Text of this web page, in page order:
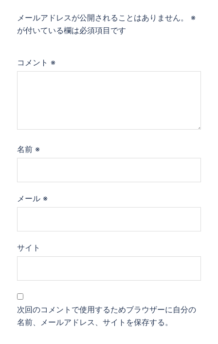
メールアドレスが公開されることはありません。
※
が付いている欄は必須項目です
コメント ※
名前 ※
メール ※
サイト
次回のコメントで使用するためブラウザーに自分の
名前、メールアドレス、サイトを保存する。